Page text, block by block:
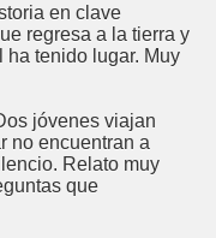
en clave
regresa a la tierra y
tenido lugar. Muy
jóvenes viajan
no encuentran a
Relato muy
que